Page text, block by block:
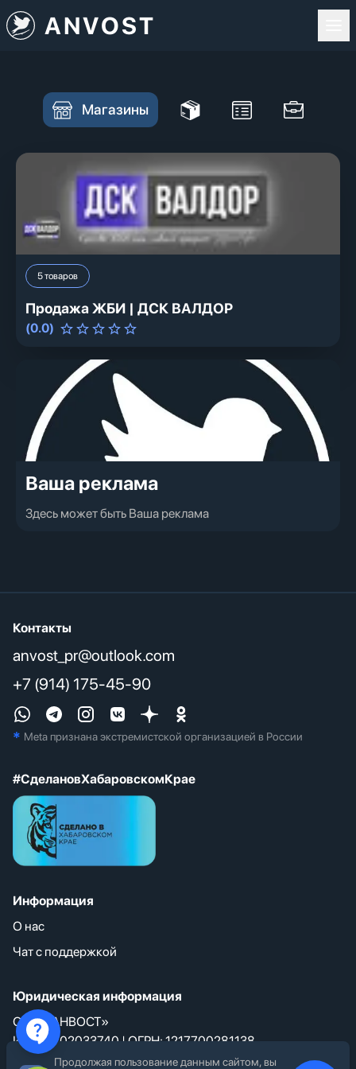
ANVOST
Магазины
5товаров
Продажа ЖБИ | ДСК ВАЛДОР
(0.0)
Ваша реклама
Здесь может быть Ваша реклама
Контакты
anvost_pr@outlook.com
+7 (914) 175-45-90
* Meta признана экстремистcкой организацией в России
#СделановХабаровскомКрае
Информация
О нас
Чат с поддержкой
Юридическая информация
ООО «АНВОСТ»
ИНН: 9702033740 | ОГРН: 1217700281138
Россия, г. Хабаровск
Продолжая пользование данным сайтом, вы